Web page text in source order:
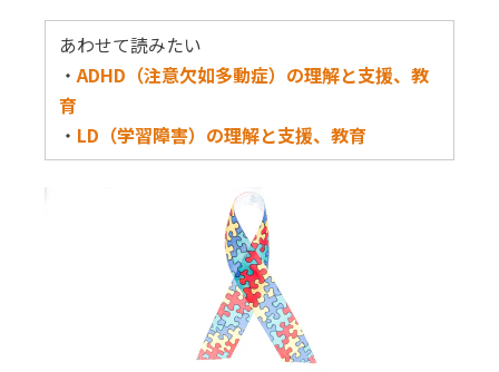
あわせて読みたい
・ADHD（注意欠如多動症）の理解と支援、教
育
・ LD（学習障害）の理解と支援、教育